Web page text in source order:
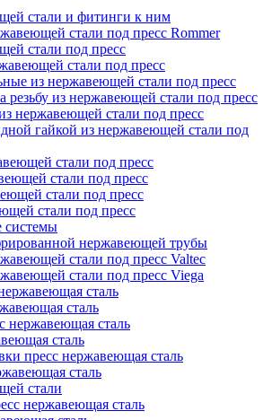
стали и фитинги к ним
стали под пресс Rommer
стали под пресс
стали под пресс
из нержавеющей стали под пресс
из нержавеющей стали под пресс
нержавеющей стали под пресс
гайкой из нержавеющей стали под
стали под пресс
стали под пресс
стали под пресс
стали под пресс
системы
нержавеющей трубы
стали под пресс Valtec
стали под пресс Viega
сталь
сталь
нержавеющая сталь
сталь
пресс нержавеющая сталь
сталь
стали
нержавеющая сталь